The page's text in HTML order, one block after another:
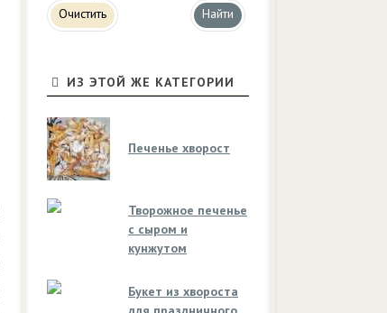
Очистить
ИЗ ЭТОЙ ЖЕ КАТЕГОРИИ
Печенье хворост
Творожное печенье
с сыром и
кунжутом
Букет из хвороста